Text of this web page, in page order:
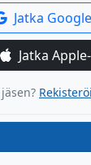
Jatka
Jatka